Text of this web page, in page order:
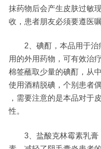
抹药物后会产生皮肤过敏
收，患者朋友必须要遵医
2、碘酊，本品用于治
用的外用药物，可有效治
棉签蘸取少量的碘酊，从
使用酒精脱碘，个别患者
，需要注意的是本品对于
性。
3、盐酸克林霉素乳膏